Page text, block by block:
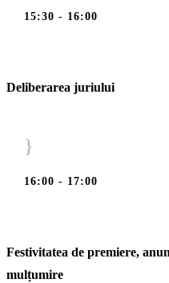
15:30 - 16:00
Deliberarea juriului
}
16:00 - 17:00
Festivitatea de premiere,
mulțumire